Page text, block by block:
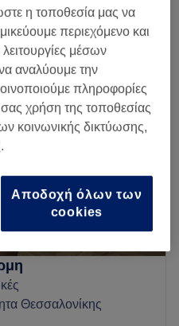
Θέρμη, Περιφερειακή Ενότητα
Θεσσαλονίκης
η τοποθεσία μας να
περιεχόμενο και
μέσων
αναλύουμε την
πληροφορίες
χρήση της τοποθεσίας
κοινωνικής δικτύωσης,
Αποδοχή όλων των
cookies